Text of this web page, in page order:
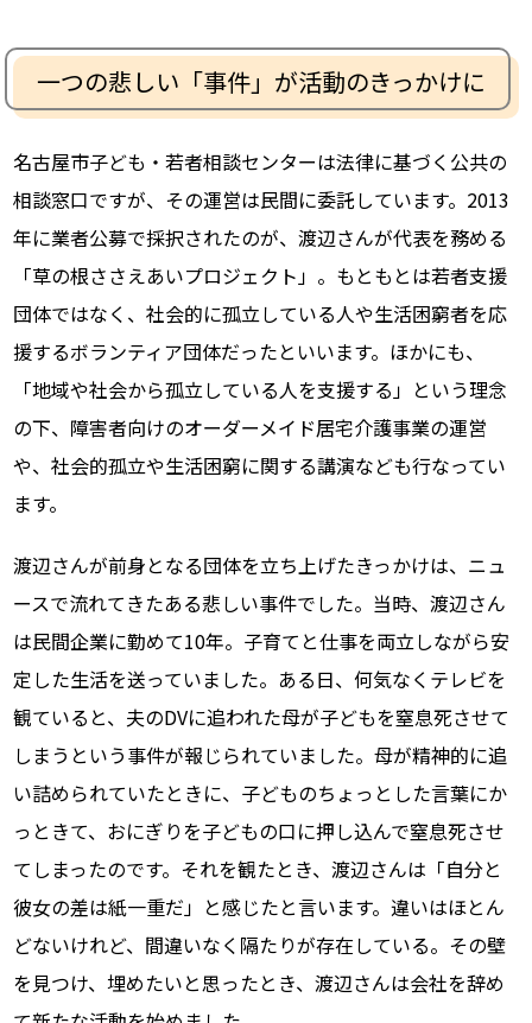
一つの悲しい「事件」が活動のきっかけに
名古屋市子ども・若者相談センターは法律に基づく公共の
相談窓口ですが、その運営は民間に委託しています。2013
年に業者公募で採択されたのが、渡辺さんが代表を務める
「草の根ささえあいプロジェクト」。もともとは若者支援
団体ではなく、社会的に孤立している人や生活困窮者を応
援するボランティア団体だったといいます。ほかにも、
「地域や社会から孤立している人を支援する」という理念
の下、障害者向けのオーダーメイド居宅介護事業の運営
や、社会的孤立や生活困窮に関する講演なども行なってい
ます。
渡辺さんが前身となる団体を立ち上げたきっかけは、ニュ
ースで流れてきたある悲しい事件でした。当時、渡辺さん
は民間企業に勤めて10年。子育てと仕事を両立しながら安
定した生活を送っていました。ある日、何気なくテレビを
観ていると、夫のDVに追われた母が子どもを窒息死させて
しまうという事件が報じられていました。母が精神的に追
い詰められていたときに、子どものちょっとした言葉にか
っときて、おにぎりを子どもの口に押し込んで窒息死させ
てしまったのです。それを観たとき、渡辺さんは「自分と
彼女の差は紙一重だ」と感じたと言います。違いはほとん
どないけれど、間違いなく隔たりが存在している。その壁
を見つけ、埋めたいと思ったとき、渡辺さんは会社を辞め